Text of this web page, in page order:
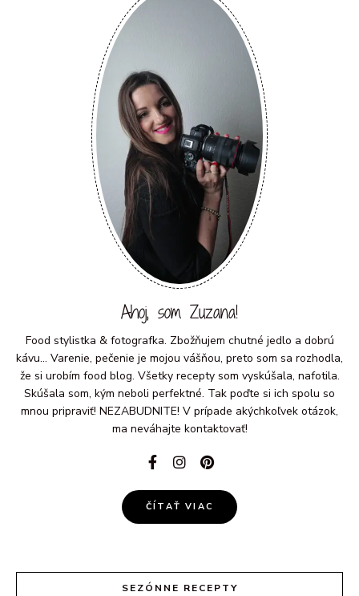
Ahoj, som Zuzana!
Food stylistka & fotografka. Zbožňujem chutné jedlo a dobrú
kávu... Varenie, pečenie je mojou vášňou, preto som sa rozhodla,
že si urobím food blog. Všetky recepty som vyskúšala, nafotila.
Skúšala som, kým neboli perfektné. Tak poďte si ich spolu so
mnou pripraviť! NEZABUDNITE! V prípade akýchkoľvek otázok,
ma neváhajte kontaktovať!
ČÍTAŤ VIAC
SEZÓNNE RECEPTY